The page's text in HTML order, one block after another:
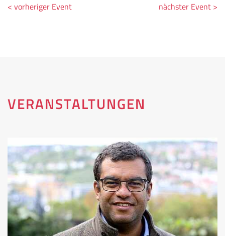
< vorheriger Event nächster Event >
VERANSTALTUNGEN